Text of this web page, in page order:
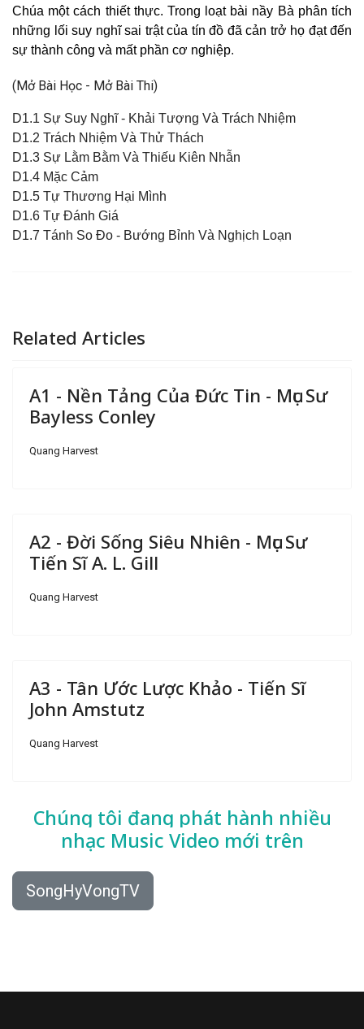
Chúa một cách thiết thực. Trong loạt bài nầy Bà phân tích
những lối suy nghĩ sai trật của tín đồ đã cản trở họ đạt đến
sự thành công và mất phần cơ nghiệp.
(Mở Bài Học - Mở Bài Thi)
D1.1 Sự Suy Nghĩ - Khải Tượng Và Trách Nhiệm
D1.2 Trách Nhiệm Và Thử Thách
D1.3 Sự Lằm Bằm Và Thiếu Kiên Nhẫn
D1.4 Mặc Cảm
D1.5 Tự Thương Hại Mình
D1.6 Tự Ðánh Giá
D1.7 Tánh So Ðo - Bướng Bỉnh Và Nghịch Loạn
Related Articles
A1 - Nền Tảng Của Đức Tin - Mục Sư
Bayless Conley
Quang Harvest
A2 - Đời Sống Siêu Nhiên - Mục Sư
Tiến Sĩ A. L. Gill
Quang Harvest
A3 - Tân Ước Lược Khảo - Tiến Sĩ
John Amstutz
Quang Harvest
Chúng tôi đang phát hành nhiều
nhạc Music Video mới trên
SongHyVongTV